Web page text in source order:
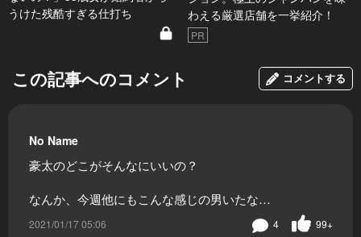
うけた残酷すぎる仕打ち
わえる厳選店舗を一挙紹介！
PR
この記事へのコメント コメントする
No Name
豪太のどこがそんなにいいの？
なんか、今週他にもこんな感じの男いたな…
2021/01/17 05:06 99+
4